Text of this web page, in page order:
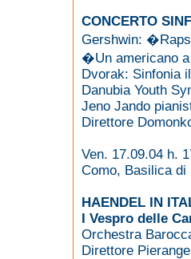
CONCERTO
Gershwin:
�Un americano
Dvorak: Sinfonia
Danubia Youth
Jeno Jando
Direttore
Ven. 17.09.04 h.
Como, Basilica di
HAENDEL IN
I Vespro delle
Orchestra
Direttore